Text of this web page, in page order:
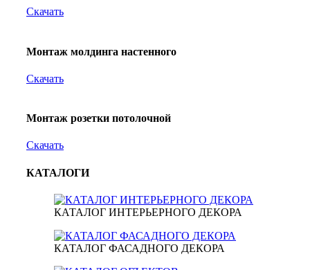
Скачать
Монтаж молдинга настенного
Скачать
Монтаж розетки потолочной
Скачать
КАТАЛОГИ
КАТАЛОГ ИНТЕРЬЕРНОГО ДЕКОРА
КАТАЛОГ ФАСАДНОГО ДЕКОРА